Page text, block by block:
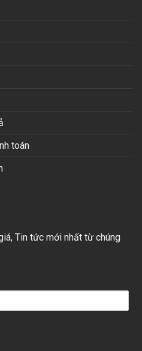
toán
Tin tức mới nhất từ chúng